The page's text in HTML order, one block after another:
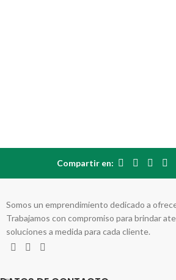
Compartir en:
Somos un emprendimiento dedicado a
Trabajamos con compromiso para brindar
soluciones a medida para cada cliente.